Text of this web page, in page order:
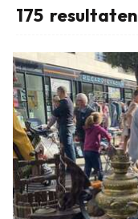
175 resultaten